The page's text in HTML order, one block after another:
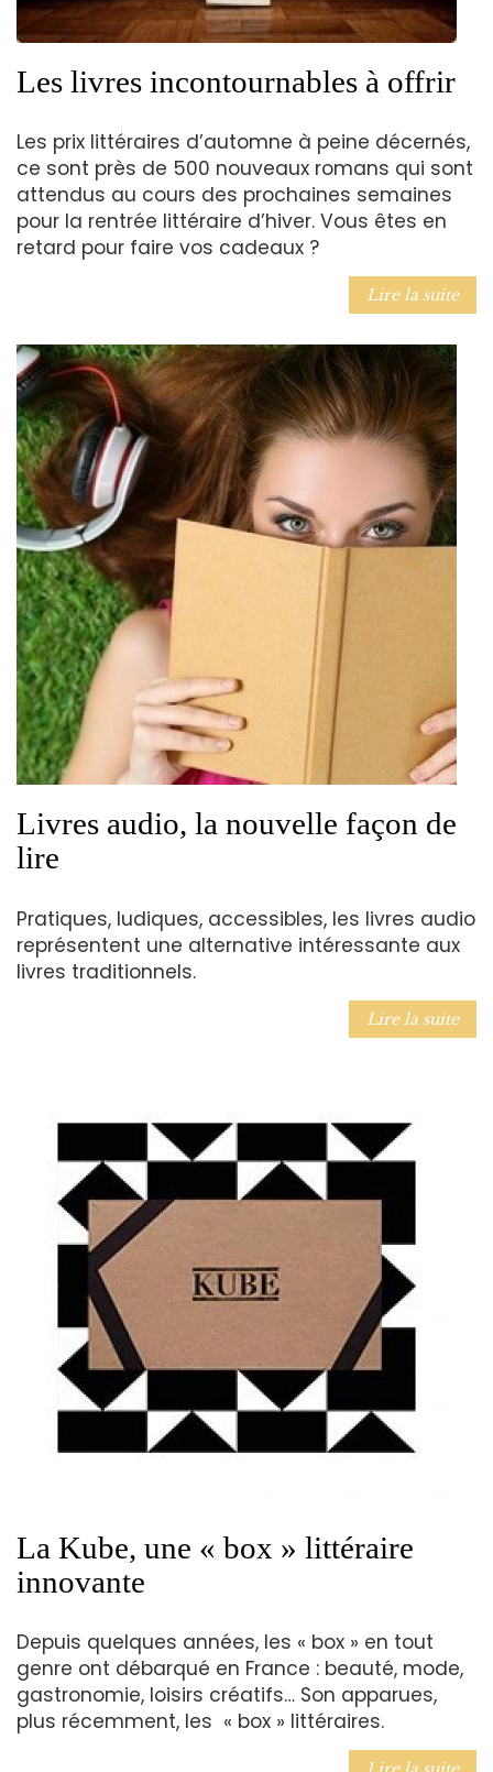
Les livres incontournables à offrir
Les prix littéraires d’automne à peine décernés,
ce sont près de 500 nouveaux romans qui sont
attendus au cours des prochaines semaines
pour la rentrée littéraire d’hiver. Vous êtes en
retard pour faire vos cadeaux ?
Lire la suite
Livres audio, la nouvelle façon de
lire
Pratiques, ludiques, accessibles, les livres audio
représentent une alternative intéressante aux
livres traditionnels.
Lire la suite
La Kube, une « box » littéraire
innovante
Depuis quelques années, les « box » en tout
genre ont débarqué en France : beauté, mode,
gastronomie, loisirs créatifs… Son apparues,
plus récemment, les « box » littéraires.